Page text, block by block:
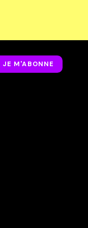
JE M'ABONNE